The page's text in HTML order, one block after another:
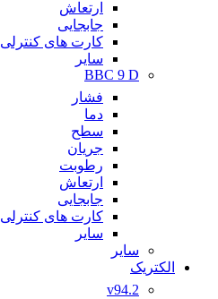
ارتعاش
جابجایی
کارت های کنترلی
سایر
BBC 9 D
فشار
دما
سطح
جریان
رطوبت
ارتعاش
جابجایی
کارت های کنترلی
سایر
سایر
الکتریک
v94.2